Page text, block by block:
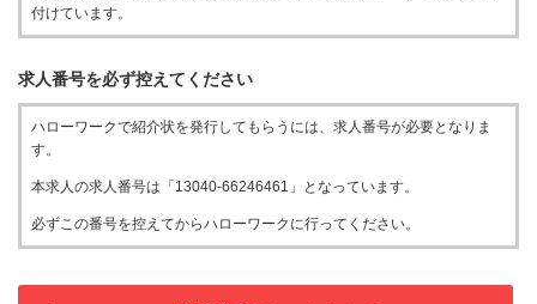
付けています。
求人番号を必ず控えてください
ハローワークで紹介状を発行してもらうには、求人番号が必要となりま
す。
本求人の求人番号は「13040-66246461」となっています。
必ずこの番号を控えてからハローワークに行ってください。